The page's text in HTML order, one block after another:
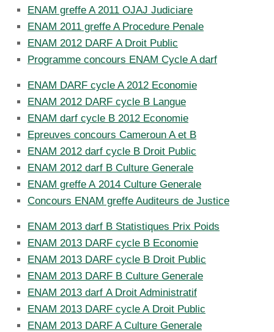
ENAM greffe A 2011 OJAJ Judiciare
ENAM 2011 greffe A Procedure Penale
ENAM 2012 DARF A Droit Public
Programme concours ENAM Cycle A darf
ENAM DARF cycle A 2012 Economie
ENAM 2012 DARF cycle B Langue
ENAM darf cycle B 2012 Economie
Epreuves concours Cameroun A et B
ENAM 2012 darf cycle B Droit Public
ENAM 2012 darf B Culture Generale
ENAM greffe A 2014 Culture Generale
Concours ENAM greffe Auditeurs de Justice
ENAM 2013 darf B Statistiques Prix Poids
ENAM 2013 DARF cycle B Economie
ENAM 2013 DARF cycle B Droit Public
ENAM 2013 DARF B Culture Generale
ENAM 2013 darf A Droit Administratif
ENAM 2013 DARF cycle A Droit Public
ENAM 2013 DARF A Culture Generale